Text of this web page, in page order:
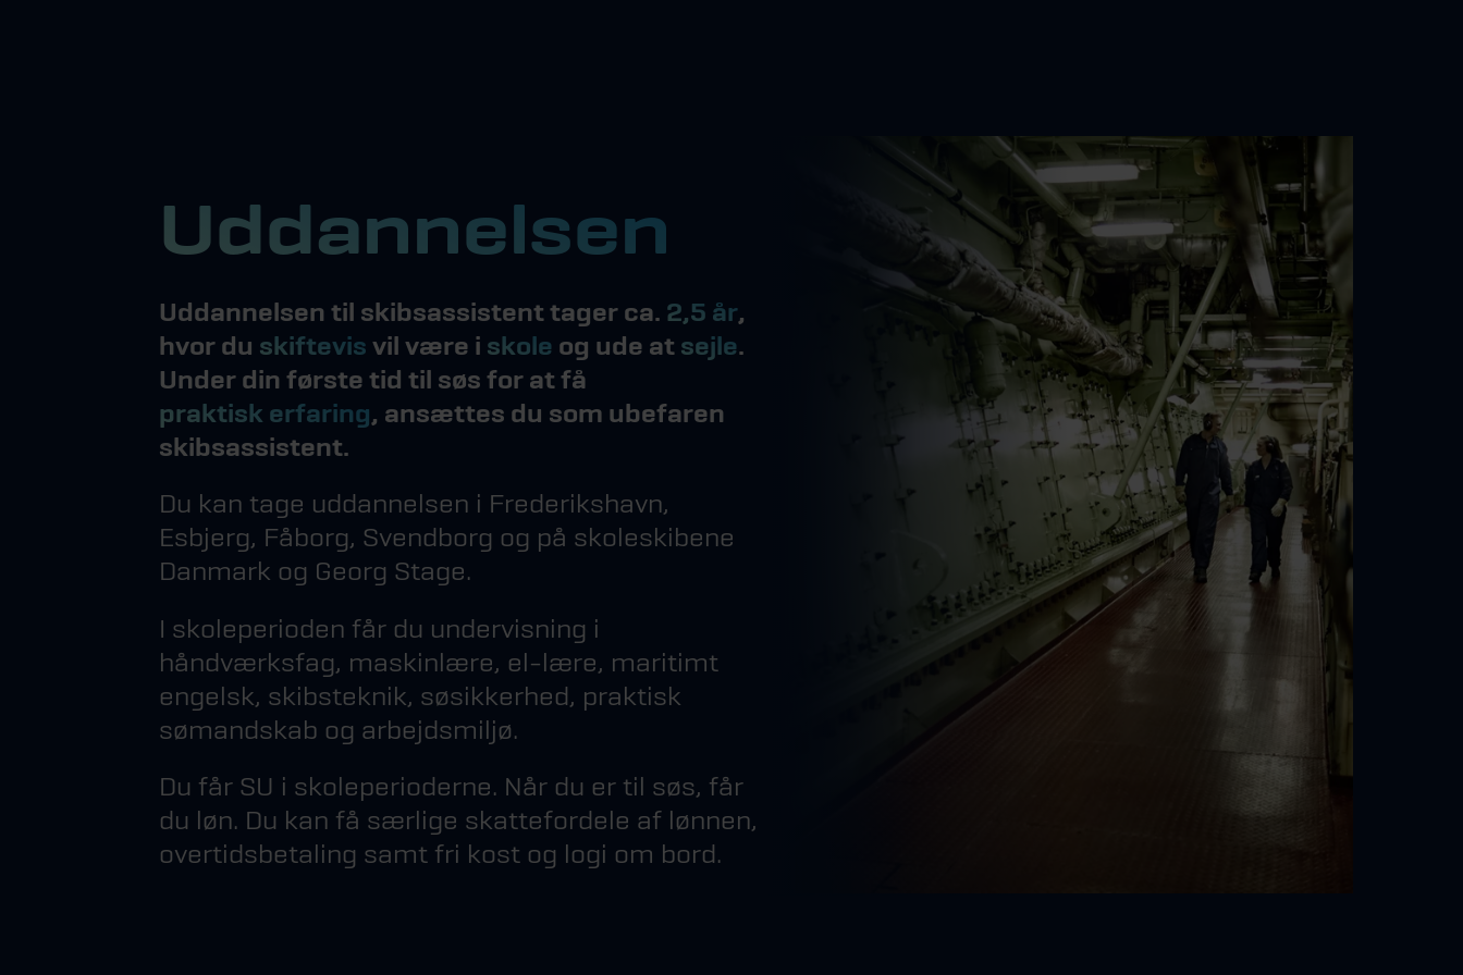
Uddannelsen
Uddannelsen til skibsassistent tager ca. 2,5 år,
hvor du skiftevisvil være i skole og ude atsejle.
Under din første tid til søs for at få
praktisk erfaring, ansættes du som ubefaren
skibsassistent.
Du kan tage uddannelsen i Frederikshavn,
Esbjerg, Fåborg, Svendborg og på skoleskibene
Danmark og Georg Stage.
I skoleperioden får du undervisning i
håndværksfag, maskinlære, el-lære, maritimt
engelsk, skibsteknik, søsikkerhed, praktisk
sømandskab og arbejdsmiljø.
Du får SU i skoleperioderne. Når du er til søs, får
du løn. Du kan få særlige skattefordele af lønnen,
overtidsbetaling samt fri kost og logi om bord.